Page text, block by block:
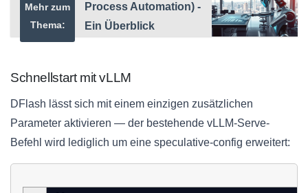
Mehr zum
Thema:
Process Automation) -
Ein Überblick
Schnellstart mit vLLM
DFlash lässt sich mit einem einzigen zusätzlichen
Parameter aktivieren — der bestehende vLLM-Serve-
Befehl wird lediglich um eine speculative-config erweitert: